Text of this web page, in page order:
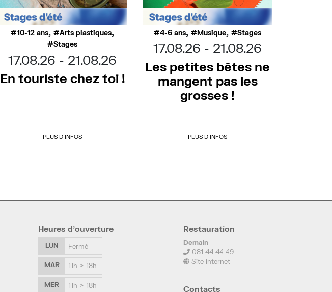
10-12 ans, Arts plastiques,
Stages
17.08.26
21.08.26
En touriste chez toi !
PLUS D'INFOS
4-6 ans, Musique, Stages
17.08.26
21.08.26
Les petites bêtes ne
mangent pas les
grosses !
PLUS D'INFOS
Heures d’ouverture
LUN Fermé
MAR 11h > 18h
MER 11h > 18h
Restauration
Demain
081 44 44 49
Site internet
Contacts